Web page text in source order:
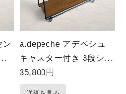
ン
a.depeche アデペシュ
キャスター付き 3段シェ
ルフ オープンラック ア
イアンラック
35,800円